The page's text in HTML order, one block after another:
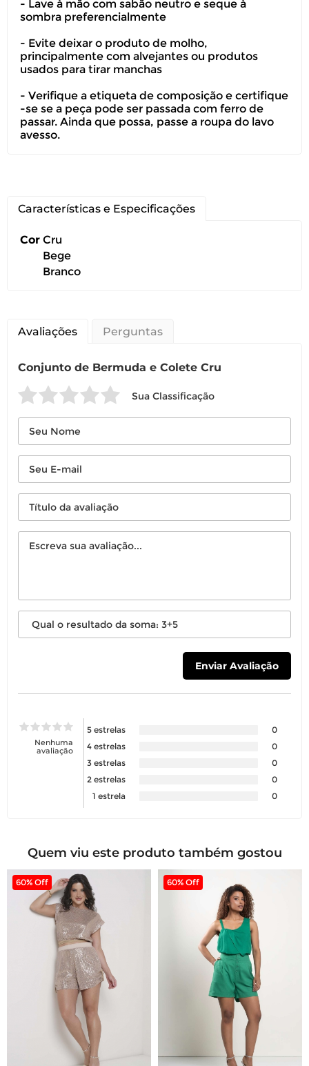
Você pode devolver este
produto gratuitamente.
Você possui até 07 dias corridos, após o
a troca ou devolução caso seu produto
esteja sem uso.
- Lave à mão com sabão neutro e seque à
sombra preferencialmente
- Evite deixar o produto de molho,
principalmente com alvejantes ou produtos
usados para tirar manchas
- Verifique a etiqueta de composição e certifique
-se se a peça pode ser passada com ferro de
passar. Ainda que possa, passe a roupa do lavo
avesso.
Características e Especificações
Cor Cru
Bege
Branco
Avaliações Perguntas
Conjunto de Bermuda e Colete Cru
Sua Classificação
Nenhuma
avaliação
5 estrelas
0
4 estrelas
0
3 estrelas
0
2 estrelas
0
1 estrela
0
Quem viu este produto também gostou
60% Off 60% Off